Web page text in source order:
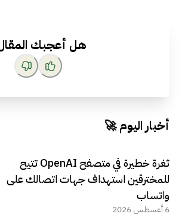
هل أعجبك
أخبار اليوم 🚀
ثغرة خطيرة في متصفح OpenAI تتيح
للمخترقين استهداف جهات اتصالك على
واتساب
6 أغسطس 2026